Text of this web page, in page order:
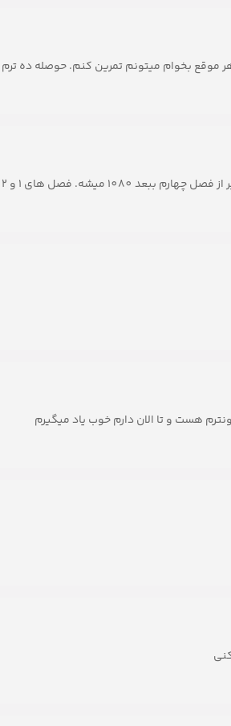
موقع بخوام میتونم تمرین کنم. حوصله ده
1 و 2 و 3 کیفیتش 720 هست
هست و تا الان دارم خوب یاد میگیرم